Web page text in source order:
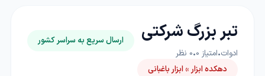
تبر بزرگ شرکتی
ادوات•امتیاز 0
•
0 نظر
ارسال سریع به سراسر کشور
دهکده ابزار » ابزار باغبانی